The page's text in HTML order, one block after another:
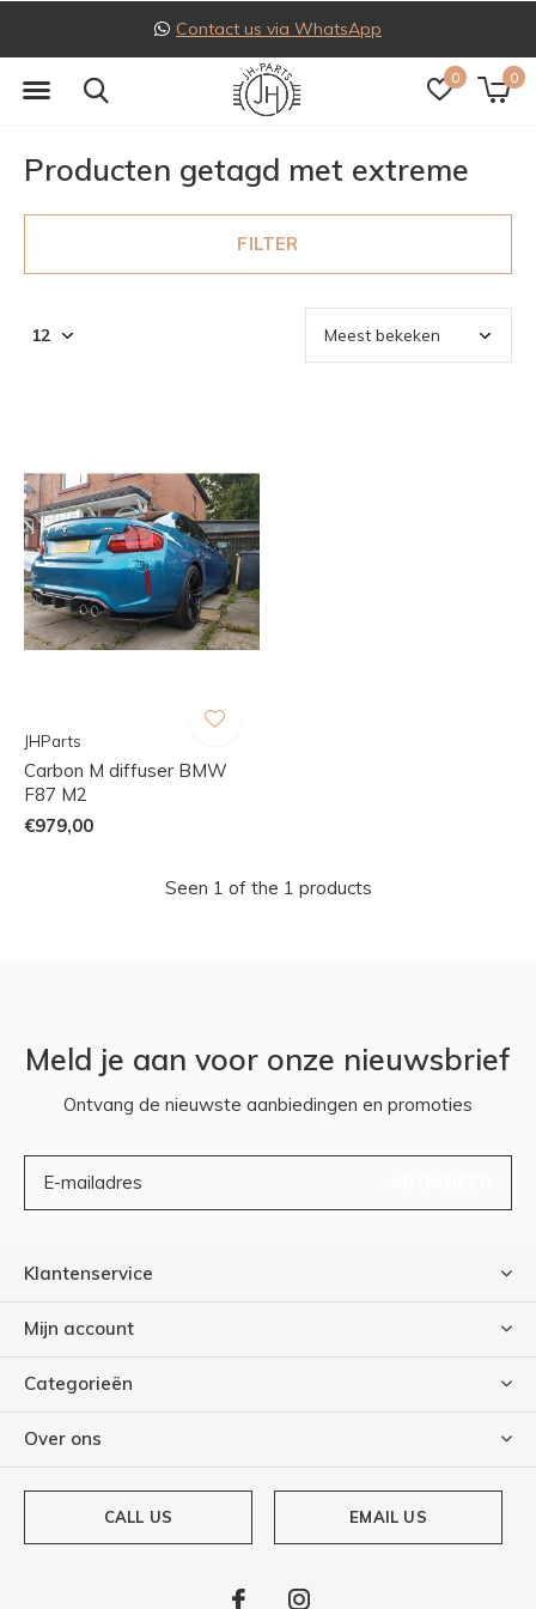
0 0
Contact us via WhatsApp
Producten getagd met extreme
FILTER
JHParts
Carbon M diffuser BMW
F87 M2
€979,00
Seen 1 of the 1 products
Meld je aan voor onze nieuwsbrief
Ontvang de nieuwste aanbiedingen en promoties
Klantenservice
Mijn account
Categorieën
Over ons
CALL US EMAIL US